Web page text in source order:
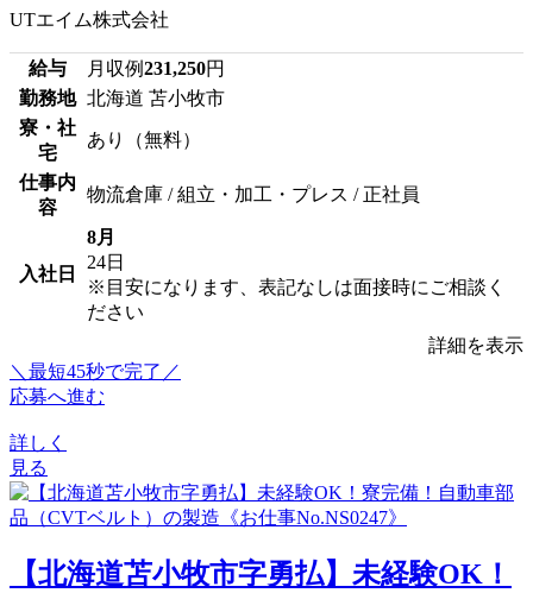
UTエイム株式会社
給与 月収例231,250円
勤務地 北海道 苫小牧市
寮・社
宅
あり（無料）
仕事内
容
物流倉庫 / 組立・加工・プレス / 正社員
入社日
8月
24日
※目安になります、表記なしは面接時にご相談く
ださい
詳細を表示
＼最短45秒で完了／
応募へ進む
詳しく
見る
【北海道苫小牧市字勇払】未経験OK！